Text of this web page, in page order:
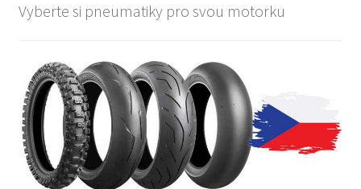
Vyberte si pneumatiky pro svou motorku